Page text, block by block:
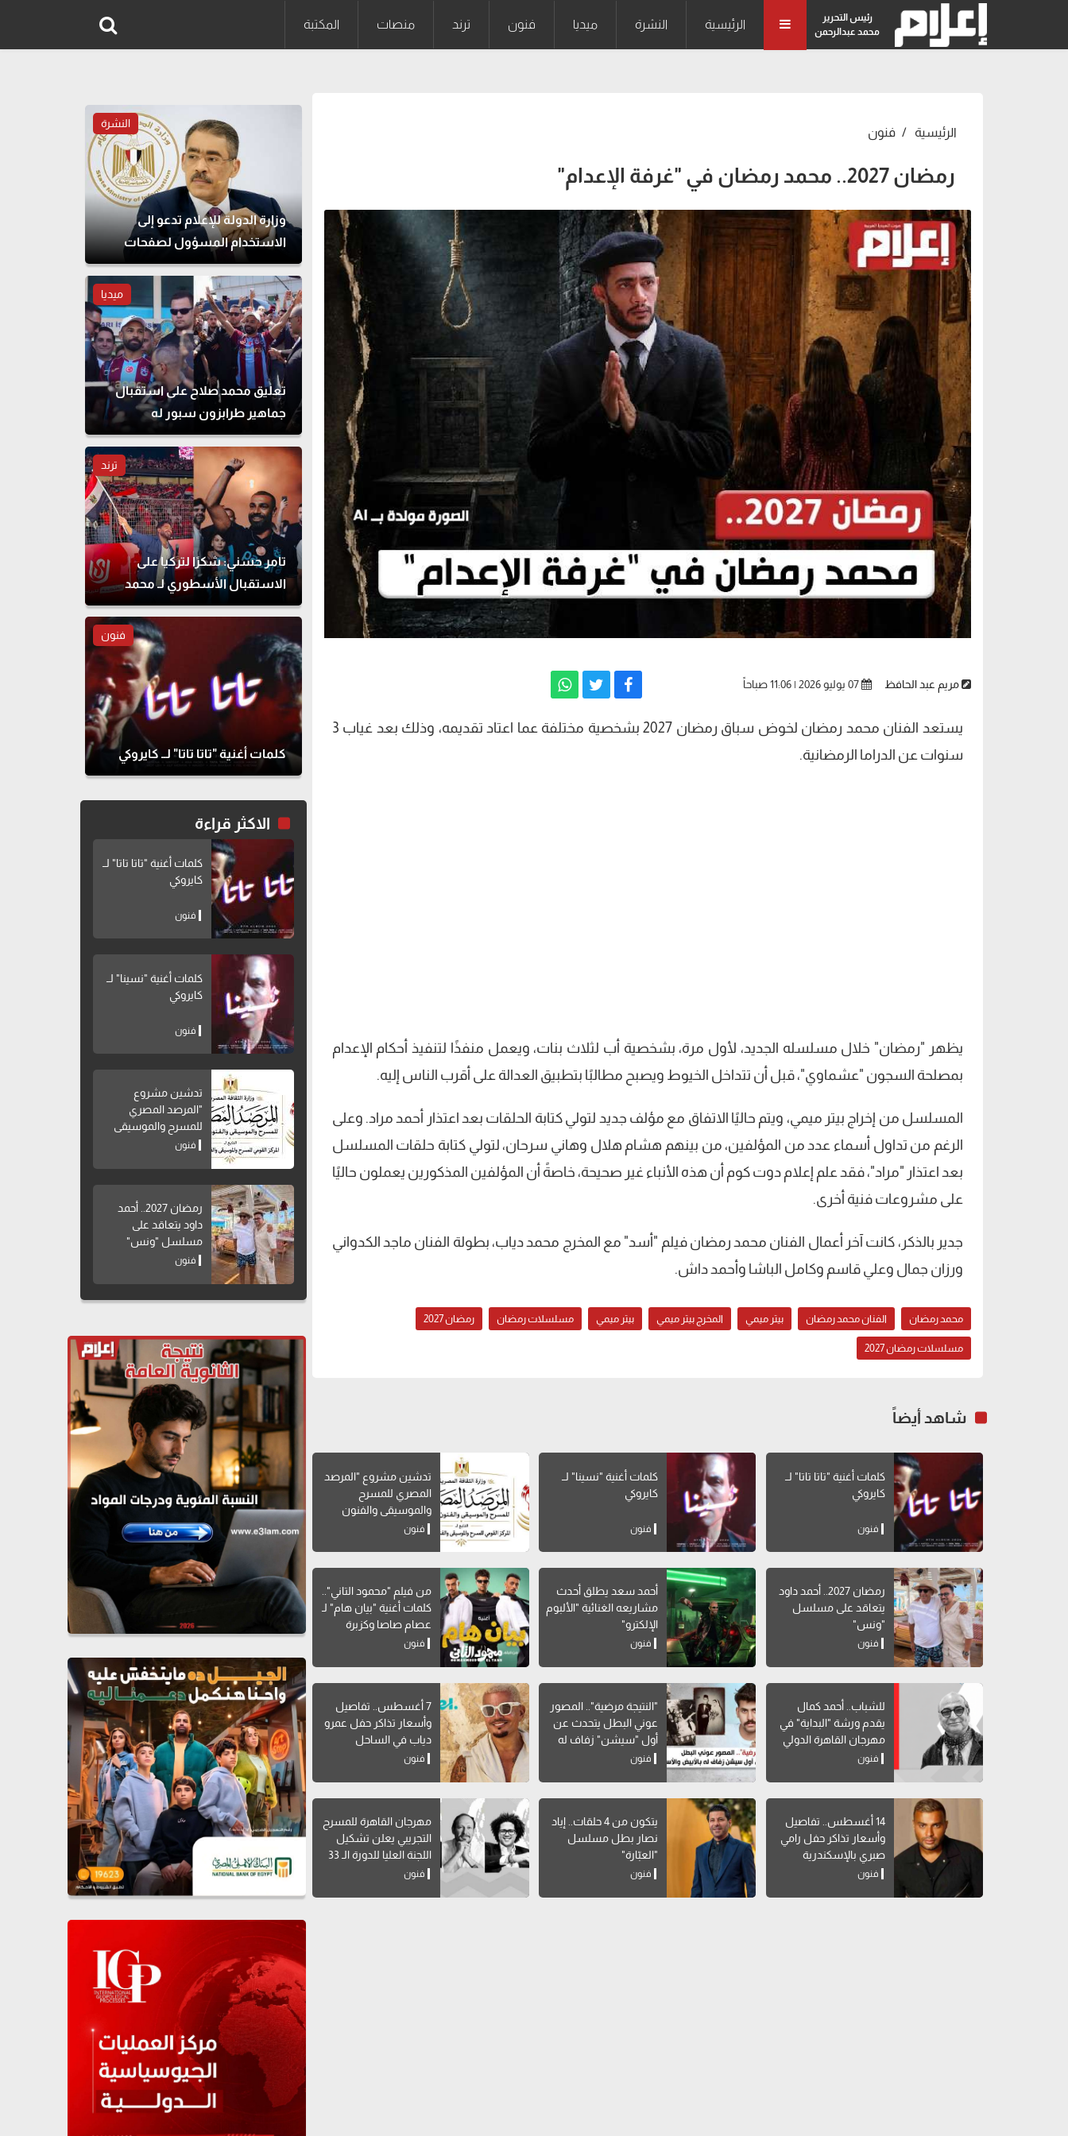
رئيس التحرير
محمد عبدالرحمن
الرئيسية النشرة ميديا فنون ترند منصات المكتبة
الرئيسية فنون
رمضان 2027.. محمد رمضان في "غرفة الإعدام"
مريم عبد الحافظ
يستعد الفنان محمد رمضان لخوض سباق رمضان 2027 بشخصية مختلفة عما اعتاد تقديمه، وذلك بعد غياب 3
سنوات عن الدراما الرمضانية.
يظهر "رمضان" خلال مسلسله الجديد، لأول مرة، بشخصية أب لثلاث بنات، ويعمل منفذًا لتنفيذ أحكام الإعدام
بمصلحة السجون "عشماوي"، قبل أن تتداخل الخيوط ويصبح مطالبًا بتطبيق العدالة على أقرب الناس إليه.
المسلسل من إخراج بيتر ميمي، ويتم حاليًا الاتفاق مع مؤلف جديد لتولي كتابة الحلقات بعد اعتذار أحمد مراد. وعلى
الرغم من تداول أسماء عدد من المؤلفين، من بينهم هشام هلال وهاني سرحان، لتولي كتابة حلقات المسلسل
بعد اعتذار "مراد"، فقد علم إعلام دوت كوم أن هذه الأنباء غير صحيحة، خاصةً أن المؤلفين المذكورين يعملون حاليًا
على مشروعات فنية أخرى.
جدير بالذكر، كانت آخر أعمال الفنان محمد رمضان فيلم "أسد" مع المخرج محمد دياب، بطولة الفنان ماجد الكدواني
ورزان جمال وعلي قاسم وكامل الباشا وأحمد داش.
محمد رمضان الفنان محمد رمضان بيتر ميمي المخرج بيتر ميمي بيتر ميمي مسلسلات رمضان رمضان 2027
مسلسلات رمضان 2027
شاهد أيضاً
كلمات أغنية "تاتا تاتا" لــ
كايروكي
فنون
كلمات أغنية "نسينا" لــ
كايروكي
فنون
تدشين مشروع "المرصد
المصري للمسرح
والموسيقى والفنون
الشعبية"
فنون
رمضان 2027.. أحمد داود
يتعاقد على مسلسل
"ونس"
فنون
أحمد سعد يطلق أحدث
مشاريعه الغنائية "الألبوم
الإلكترو"
فنون
من فيلم "محمود التاني"..
كلمات أغنية "بيان هام" لـ
عصام صاصا وكزبرة
فنون
للشباب.. أحمد كمال
يقدم ورشة "البداية" في
مهرجان القاهرة الدولي
للمسرح التجريبي
فنون
"النتيجة مرضية".. المصور
عوني البطل يتحدث عن
أول "سيشن" زفاف له
بالأبيض والأسود
فنون
7 أغسطس.. تفاصيل
وأسعار تذاكر حفل عمرو
دياب في الساحل
فنون
14 أغسطس.. تفاصيل
وأسعار تذاكر حفل رامي
صبري بالإسكندرية
فنون
يتكون من 4 حلقات.. إياد
نصار بطل مسلسل
"العبّارة"
فنون
مهرجان القاهرة للمسرح
التجريبي يعلن تشكيل
اللجنة العليا للدورة الـ 33
فنون
النشرة
وزارة الدولة للإعلام تدعو إلى
الاستخدام المسؤول لصفحات
التواصل الاجتماعي
ميديا
تعليق محمد صلاح على استقبال
جماهير طرابزون سبور له
ترند
تامر حسني: شكرًا لتركيا على
الاستقبال الأسطوري لـ محمد
صلاح
فنون
كلمات أغنية "تاتا تاتا" لــ كايروكي
الاكثر قراءة
كلمات أغنية "تاتا تاتا" لــ
كايروكي
فنون
كلمات أغنية "نسينا" لــ
كايروكي
فنون
تدشين مشروع
"المرصد المصري
للمسرح والموسيقى
والفنون الشعبية"
فنون
رمضان 2027.. أحمد
داود يتعاقد على
مسلسل "ونس"
فنون